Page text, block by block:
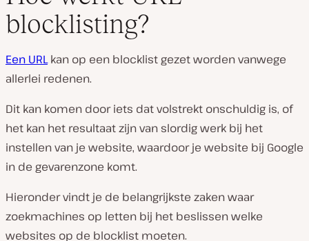
blocklisting?
Een URLkan op een blocklist gezet worden vanwege
allerlei redenen.
Dit kan komen door iets dat volstrekt onschuldig is, of
het kan het resultaat zijn van slordig werk bij het
instellen van je website, waardoor je website bij Google
in de gevarenzone komt.
Hieronder vindt je de belangrijkste zaken waar
zoekmachines op letten bij het beslissen welke
websites op de blocklist moeten.